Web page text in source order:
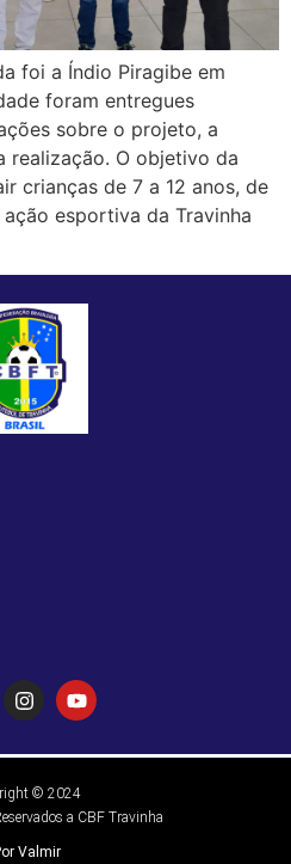
foi a Índio Piragibe em
foram entregues
sobre o projeto, a
realização. O objetivo da
crianças de 7 a 12 anos, de
esportiva da Travinha
© 2024
a CBF Travinha
Valmir